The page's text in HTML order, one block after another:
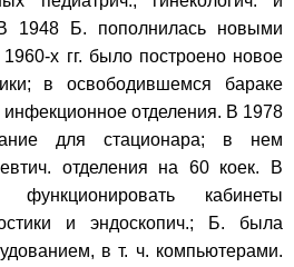
1948 Б. пополнилась новыми
х гг. было построено новое
в освободившемся бараке
инфекционное отделения. В 1978
для стационара; в нем
отделения на 60 коек. В
кабинеты
и эндоскопич.; Б. была
в т. ч. компьютерами.